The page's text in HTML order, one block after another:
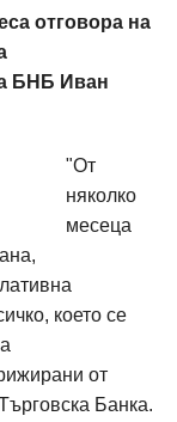
отговора на
БНБ Иван
"От
няколко
месеца
което се
от
Банка.